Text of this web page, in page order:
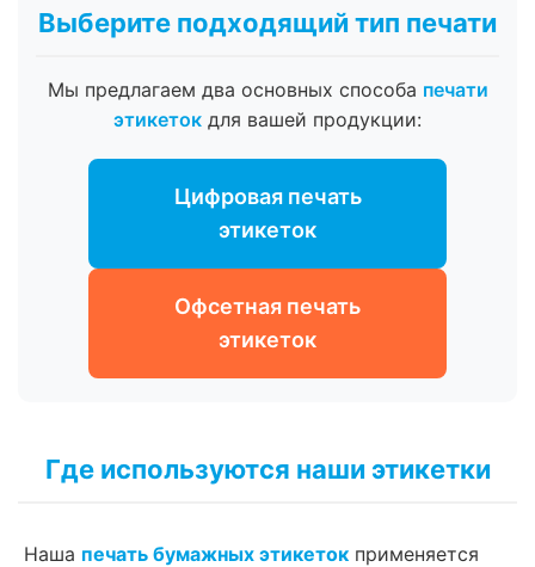
Выберите подходящий тип печати
Мы предлагаем два основных способа печати
этикеток для вашей продукции:
Цифровая печать
этикеток
Офсетная печать
этикеток
Где используются наши этикетки
Наша печать бумажных этикеток применяется